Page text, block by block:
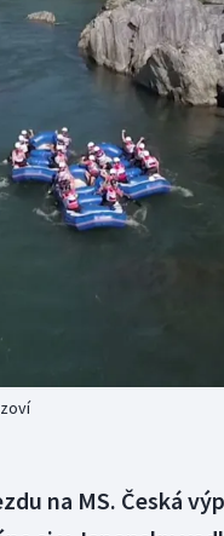
Moderní
Motorsport
Olympijské
Parasport
Plavání
na MS. Česká